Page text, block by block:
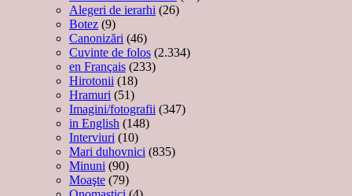
Alegeri de ierarhi (26)
Botez (9)
Canonizări (46)
Cuvinte de folos (2.334)
en Français (233)
Hirotonii (18)
Hramuri (51)
Imagini/fotografii (347)
in English (148)
Interviuri (10)
Mari duhovnici (835)
Minuni (90)
Moaşte (79)